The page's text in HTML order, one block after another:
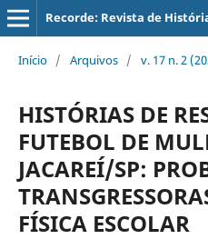
Recorde: Revista de
Início / Arquivos / v. 17 n. 2
HISTÓRIAS DE
FUTEBOL DE
JACAREÍ/SP:
FÍSICA ESCOLAR